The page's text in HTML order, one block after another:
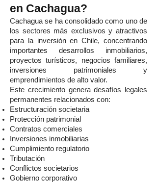
en Cachagua?
Cachagua se ha consolidado como uno de
los sectores más exclusivos y atractivos
para la inversión en Chile, concentrando
importantes desarrollos inmobiliarios,
proyectos turísticos, negocios familiares,
inversiones patrimoniales y
emprendimientos de alto valor.
Este crecimiento genera desafíos legales
permanentes relacionados con:
Estructuración societaria
Protección patrimonial
Contratos comerciales
Inversiones inmobiliarias
Cumplimiento regulatorio
Tributación
Conflictos societarios
Gobierno corporativo